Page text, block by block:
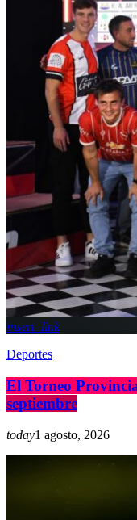
insert_link
Deportes
El Torneo
septiembre
today1 agosto, 2026